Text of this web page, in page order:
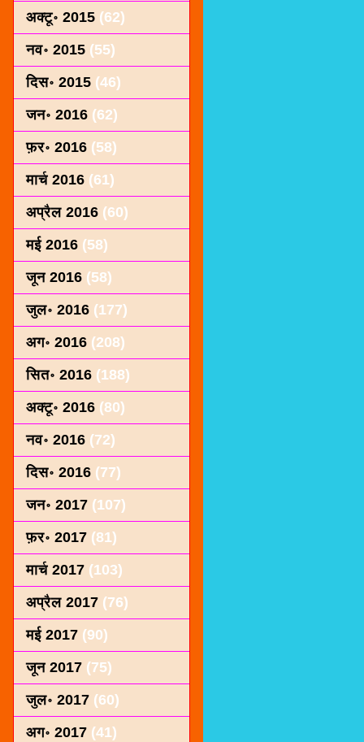
अक्टू॰ 2015 (62)
नव॰ 2015 (55)
दिस॰ 2015 (46)
जन॰ 2016 (62)
फ़र॰ 2016 (58)
मार्च 2016 (61)
अप्रैल 2016 (60)
मई 2016 (58)
जून 2016 (58)
जुल॰ 2016 (177)
अग॰ 2016 (208)
सित॰ 2016 (188)
अक्टू॰ 2016 (80)
नव॰ 2016 (72)
दिस॰ 2016 (77)
जन॰ 2017 (107)
फ़र॰ 2017 (81)
मार्च 2017 (103)
अप्रैल 2017 (76)
मई 2017 (90)
जून 2017 (75)
जुल॰ 2017 (60)
अग॰ 2017 (41)